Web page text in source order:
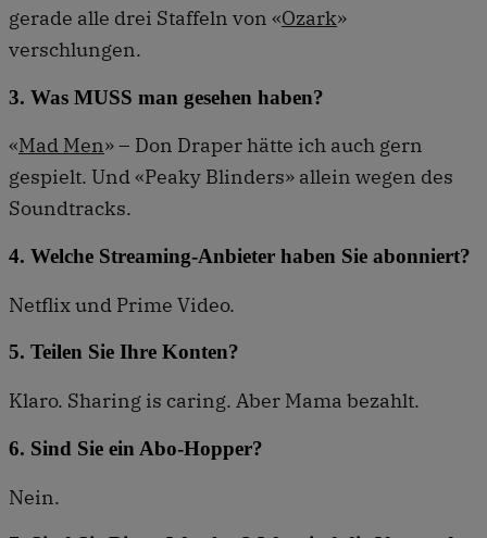
gerade alle drei Staffeln von «Ozark»
verschlungen.
3. Was MUSS man gesehen haben?
«Mad Men» – Don Draper hätte ich auch gern
gespielt. Und «Peaky Blinders» allein wegen des
Soundtracks.
4. Welche Streaming-Anbieter haben Sie abonniert?
Netflix und Prime Video.
5. Teilen Sie Ihre Konten?
Klaro. Sharing is caring. Aber Mama bezahlt.
6. Sind Sie ein Abo-Hopper?
Nein.